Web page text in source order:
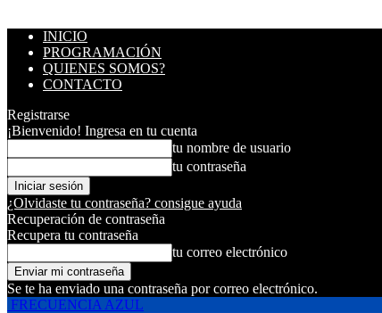
INICIO
PROGRAMACIÓN
QUIENES SOMOS?
CONTACTO
Registrarse
¡Bienvenido! Ingresa en tu cuenta
tu nombre de usuario
tu contraseña
¿Olvidaste tu contraseña? consigue ayuda
Recuperación de contraseña
Recupera tu contraseña
tu correo electrónico
Se te ha enviado una contraseña por correo electrónico.
FRECUENCIA AZUL